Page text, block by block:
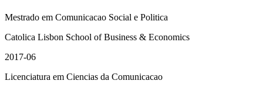
Mestrado em Comunicacao Social e Politica
Catolica Lisbon School of Business & Economics
2017-06
Licenciatura em Ciencias da Comunicacao